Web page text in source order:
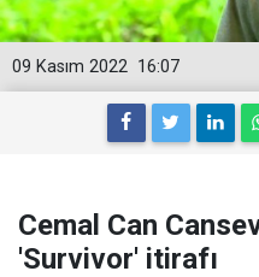
16:07
09 Kasım 2022
Cemal Can
'Survivor' itirafı